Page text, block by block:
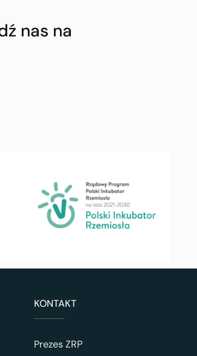
nas na
KONTAKT
Prezes ZRP